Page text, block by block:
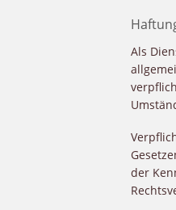
Als
der